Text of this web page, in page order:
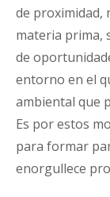
de proximidad,
materia prima,
de
entorno en el
ambiental que
Es por estos
para formar
enorgullece